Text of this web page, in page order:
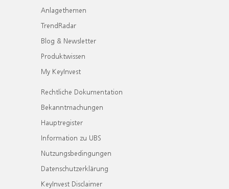
Anlagethemen
TrendRadar
Blog & Newsletter
Produktwissen
My KeyInvest
Rechtliche Dokumentation
Bekanntmachungen
Hauptregister
Information zu UBS
Nutzungsbedingungen
Datenschutzerklärung
KeyInvest Disclaimer